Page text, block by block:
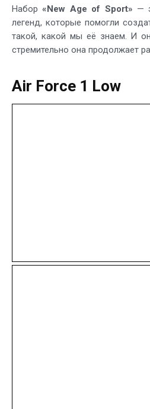
Набор«New Age of Sport» —
легенд, которые помогли
такой, какой мы её знаем. И
стремительно она продолжает
Air Force 1 Low